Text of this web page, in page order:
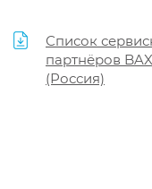
Список
партнёров
(Россия)